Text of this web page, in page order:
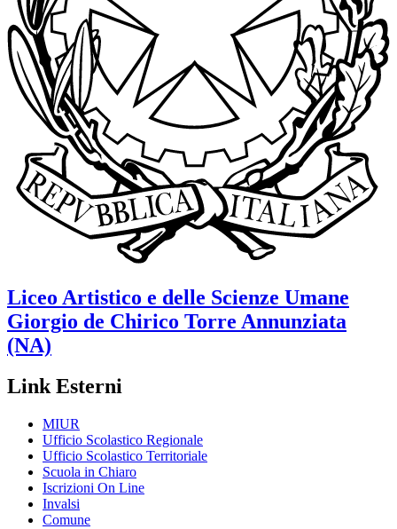
Liceo Artistico e delle Scienze Umane
Giorgio de Chirico Torre Annunziata
(NA)
Link Esterni
MIUR
Ufficio Scolastico Regionale
Ufficio Scolastico Territoriale
Scuola in Chiaro
Iscrizioni On Line
Invalsi
Comune